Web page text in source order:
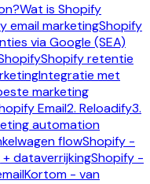
Wat is Shopify
email marketingShopify
via Google (SEA)
Shopify retentie
Integratie met
marketing
Email2. Reloadify3.
automation
flowShopify -
dataverrijkingShopify -
Kortom - van